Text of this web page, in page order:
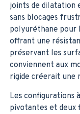
joints de dilatation
sans blocages
polyuréthane pour
offrant une
préservant les
conviennent aux
rigide créerait une
Les configurations
pivotantes et deux